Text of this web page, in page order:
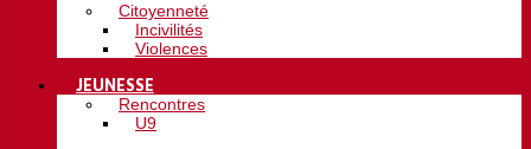
Citoyenneté
Incivilités
Violences
JEUNESSE
Rencontres
U9